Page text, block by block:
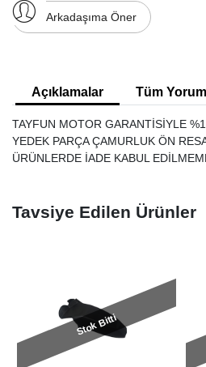
Arkadaşıma Öner
Açıklamalar Tüm
TAYFUN MOTOR GARANTİSİYLE
YEDEK PARÇA ÇAMURLUK ÖN
ÜRÜNLERDE İADE KABUL
Tavsiye Edilen Ürünler
Stok Bitti